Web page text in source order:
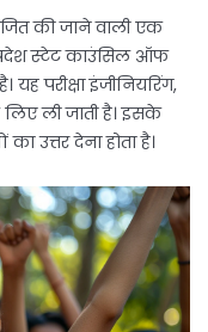
की जाने वाली एक
प्रदेश स्टेट काउंसिल ऑफ
यह परीक्षा इंजीनियरिंग,
लिए ली जाती है। इसके
का उत्तर देना होता है।